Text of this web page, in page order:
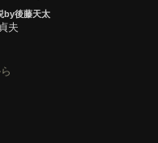
by後藤天太
夫